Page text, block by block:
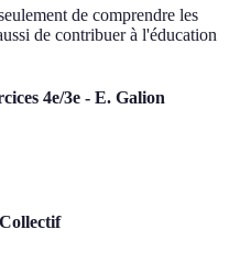
de comprendre les
de contribuer à l'éducation
4e/3e - E. Galion